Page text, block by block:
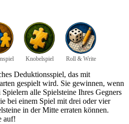
Knobelspiel Roll & Write
Deduktionsspiel, das mit
gespielt wird. Sie gewinnen, wenn
alle Spielsteine Ihres Gegners
bei einem Spiel mit drei oder vier
in der Mitte erraten können.
auf!